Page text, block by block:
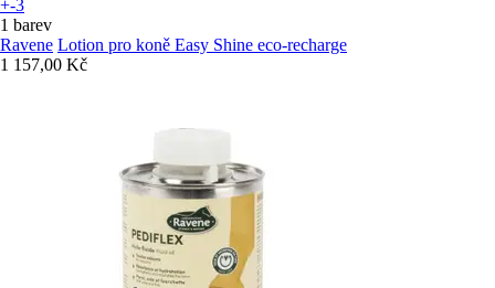
+-3
1 barev
Ravene Lotion pro koně Easy Shine eco-recharge
1 157,00 Kč